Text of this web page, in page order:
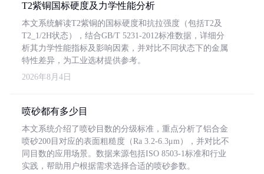
T2紫铜国标硬度及力学性能分析
本文系统解读T2紫铜的国标硬度和抗拉强度（包括T2及
T2_1/2H状态），结合GB/T 5231-2012标准数据，详细分
析其力学性能指标及影响因素，并对比不同状态下的金属
特性差异，为工业选材提供参考。
2026年8月4日
喷砂都有多少目
本文系统介绍了喷砂目数的分级标准，重点分析了铝合金
喷砂200目对应的表面粗糙度（Ra 3.2-6.3μm），并对比不
同目数的应用场景。数据来源包括ISO 8503-1标准和行业
实践，帮助用户根据需求选择合适的喷砂参数。